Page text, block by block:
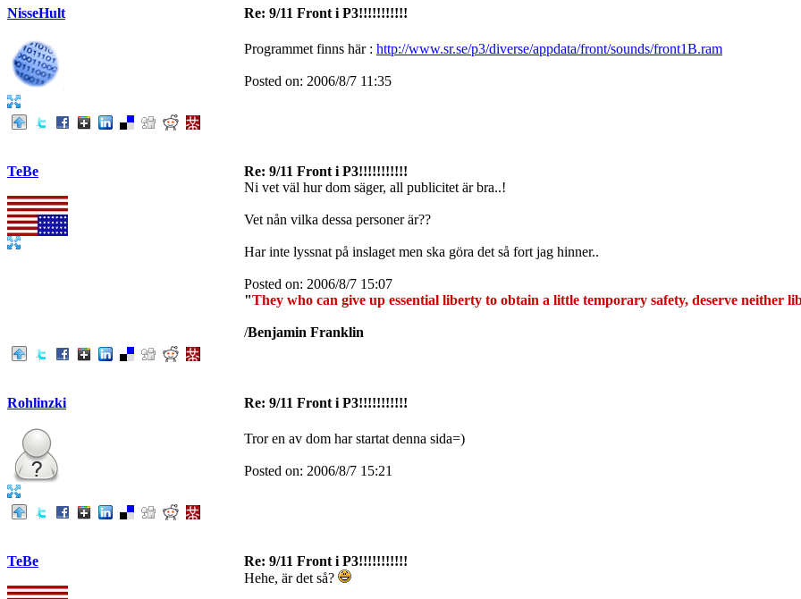
NisseHult Re: 9/11 Front i P3!!!!!!!!!!!
Programmet finns här : http://www.sr.se/p3/diverse/appdata/front/sounds/front1B.ram
Posted on: 2006/8/7 11:35
TeBe Re: 9/11 Front i P3!!!!!!!!!!!
Ni vet väl hur dom säger, all publicitet är bra..!
Vet nån vilka dessa personer är??
Har inte lyssnat på inslaget men ska göra det så fort jag hinner..
Posted on: 2006/8/7 15:07
"They who can give up essential liberty to obtain a little temporary safety, deserve neither
/Benjamin Franklin
Rohlinzki Re: 9/11 Front i P3!!!!!!!!!!!
Tror en av dom har startat denna sida=)
Posted on: 2006/8/7 15:21
TeBe Re: 9/11 Front i P3!!!!!!!!!!!
Hehe, är det så?